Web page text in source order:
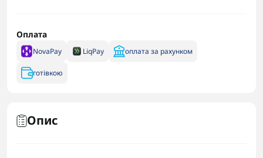
Оплата
NovaPay LiqPay оплата за рахунком
готівкою
Опис